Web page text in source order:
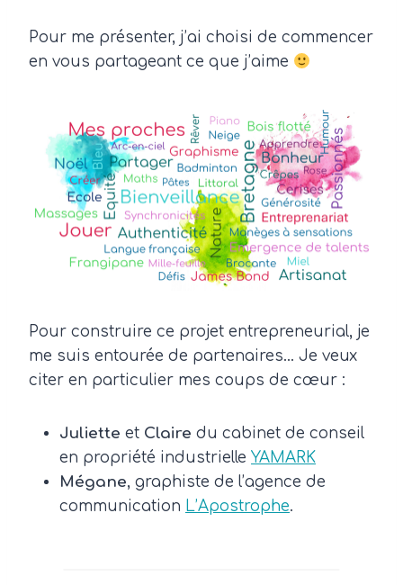
Pour me présenter, j’ai choisi de commencer
en vous partageant ce que j’aime
Pour construire ce projet entrepreneurial, je
me suis entourée de partenaires… Je veux
citer en particulier mes coups de cœur :
Juliette et Claire du cabinet de conseil
en propriété industrielle YAMARK
Mégane, graphiste de l’agence de
communication L’Apostrophe.